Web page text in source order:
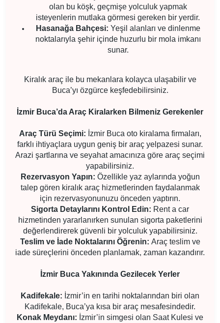
olan bu köşk, geçmişe yolculuk yapmak
isteyenlerin mutlaka görmesi gereken bir yerdir.
Hasanağa Bahçesi: Yeşil alanları ve dinlenme
noktalarıyla şehir içinde huzurlu bir mola imkanı
sunar.
Kiralık araç ile bu mekanlara kolayca ulaşabilir ve
Buca’yı özgürce keşfedebilirsiniz.
İzmir Buca’da Araç Kiralarken Bilmeniz Gerekenler
Araç Türü Seçimi: İzmir Buca oto kiralama firmaları,
farklı ihtiyaçlara uygun geniş bir araç yelpazesi sunar.
Arazi şartlarına ve seyahat amacınıza göre araç seçimi
yapabilirsiniz.
Rezervasyon Yapın: Özellikle yaz aylarında yoğun
talep gören kiralık araç hizmetlerinden faydalanmak
için rezervasyonunuzu önceden yaptırın.
Sigorta Detaylarını Kontrol Edin: Rent a car
hizmetinden yararlanırken sunulan sigorta paketlerini
değerlendirerek güvenli bir yolculuk yapabilirsiniz.
Teslim ve İade Noktalarını Öğrenin: Araç teslim ve
iade süreçlerini önceden planlamak, zaman kazandırır.
İzmir Buca Yakınında Gezilecek Yerler
Kadifekale: İzmir’in en tarihi noktalarından biri olan
Kadifekale, Buca’ya kısa bir araç mesafesindedir.
Konak Meydanı: İzmir’in simgesi olan Saat Kulesi ve